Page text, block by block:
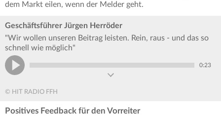
dem Markt eilen, wenn der Melder geht.
Geschäftsführer Jürgen Herröder
"Wir wollen unseren Beitrag leisten. Rein, raus - und das so
schnell wie möglich"
0:23
© HIT RADIO FFH
Positives Feedback für den Vorreiter